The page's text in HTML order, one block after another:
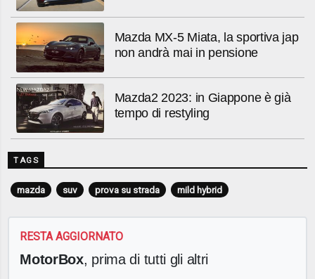
Mazda MX-5 Miata, la sportiva jap
non andrà mai in pensione
Mazda2 2023: in Giappone è già
tempo di restyling
TAGS
mazda suv prova su strada mild hybrid
RESTA AGGIORNATO
MotorBox, prima di tutti gli altri